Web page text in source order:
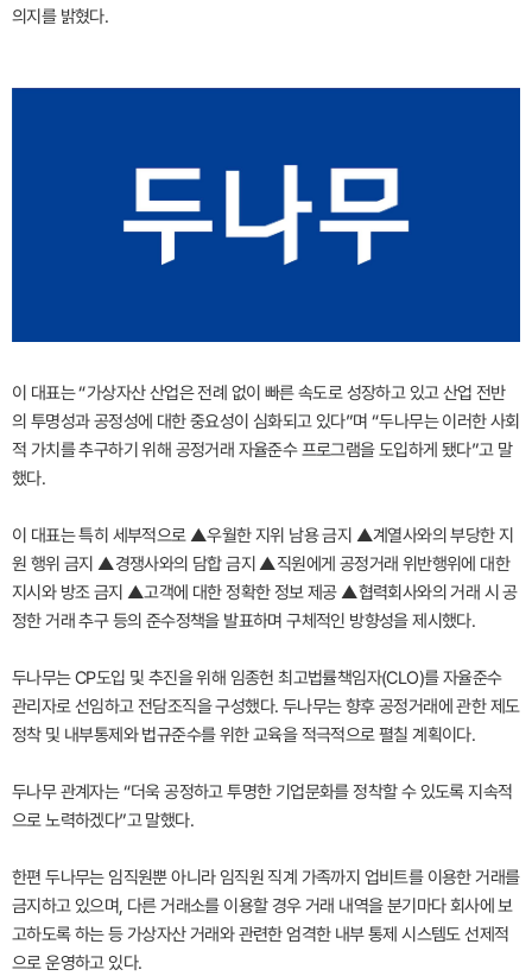
의지를 밝혔다.
이 대표는 “가상자산 산업은 전례 없이 빠른 속도로 성장하고 있고 산업 전반
의 투명성과 공정성에 대한 중요성이 심화되고 있다”며 “두나무는 이러한 사회
적 가치를 추구하기 위해 공정거래 자율준수 프로그램을 도입하게 됐다”고 말
했다.
이 대표는 특히 세부적으로 ▲우월한 지위 남용 금지 ▲계열사와의 부당한 지
원 행위 금지 ▲경쟁사와의 담합 금지 ▲직원에게 공정거래 위반행위에 대한
지시와 방조 금지 ▲고객에 대한 정확한 정보 제공 ▲협력회사와의 거래 시 공
정한 거래 추구 등의 준수정책을 발표하며 구체적인 방향성을 제시했다.
두나무는 CP도입 및 추진을 위해 임종헌 최고법률책임자(CLO)를 자율준수
관리자로 선임하고 전담조직을 구성했다. 두나무는 향후 공정거래에 관한 제도
정착 및 내부통제와 법규준수를 위한 교육을 적극적으로 펼칠 계획이다.
두나무 관계자는 “더욱 공정하고 투명한 기업문화를 정착할 수 있도록 지속적
으로 노력하겠다”고 말했다.
한편 두나무는 임직원뿐 아니라 임직원 직계 가족까지 업비트를 이용한 거래를
금지하고 있으며, 다른 거래소를 이용할 경우 거래 내역을 분기마다 회사에 보
고하도록 하는 등 가상자산 거래와 관련한 엄격한 내부 통제 시스템도 선제적
으로 운영하고 있다.